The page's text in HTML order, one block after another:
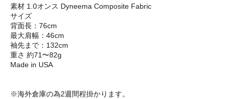
素材 1.0オンス Dyneema Composite Fabric
サイズ
背面長：76cm
最大肩幅：46cm
袖先まで：132cm
重さ 約71〜82g
Made in USA
※海外倉庫の為2週間程掛かります。